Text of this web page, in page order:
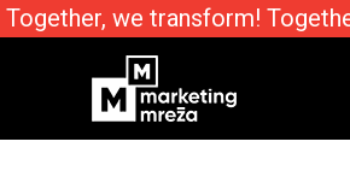
we transform!